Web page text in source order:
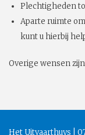
Plechtigheden
Aparte ruimte
kunt u hierbij
Overige wensen
Het Uitvaarthuys |